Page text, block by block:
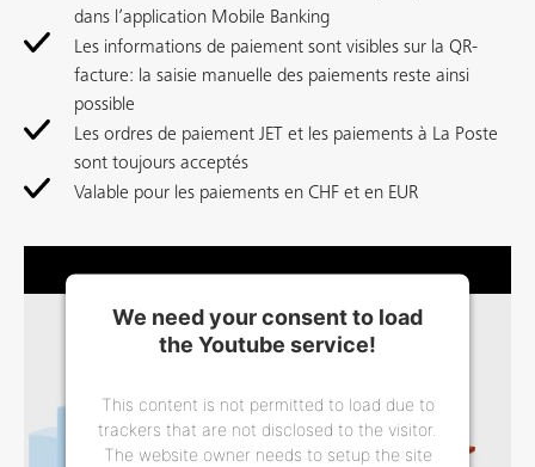
dans l’application Mobile Banking
Les informations de paiement sont visibles sur la QR-
facture: la saisie manuelle des paiements reste ainsi
possible
Les ordres de paiement JET et les paiements à La Poste
sont toujours acceptés
Valable pour les paiements en CHF et en EUR
We need your consent to load
the Youtube service!
This content is not permitted to load due to
trackers that are not disclosed to the visitor.
The website owner needs to setup the site